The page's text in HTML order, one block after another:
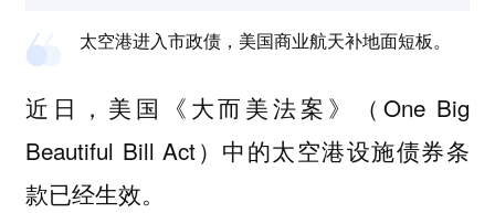
太空港进入市政债，美国商业航天补地面短板。
近日，美国《大而美法案》（One Big
Beautiful Bill Act）中的太空港设施债券条
款已经生效。